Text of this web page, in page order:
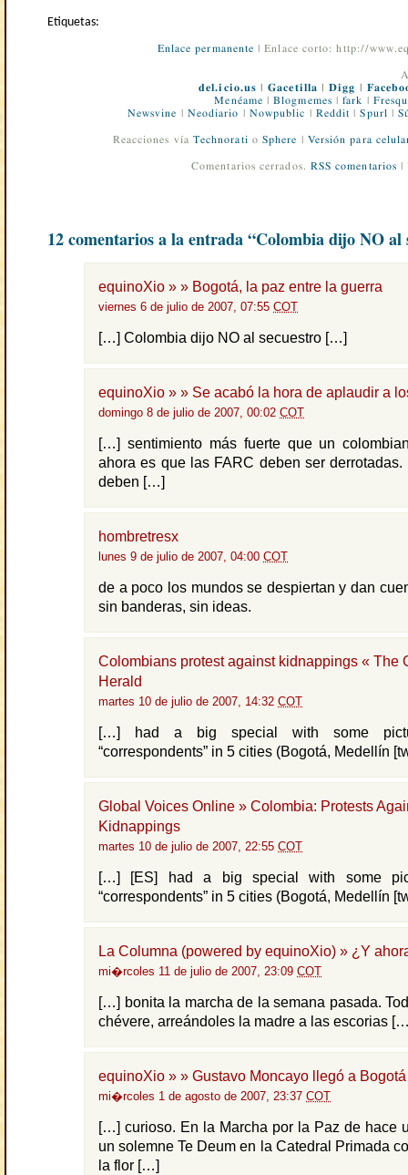
Etiquetas:
Enlace permanente | Enlace corto: http://
del.icio.us |Gacetilla |Digg |
Menéame |Blogmemes |fark |
Newsvine | Neodiario | Nowpublic | Reddit |Spurl |
Reacciones vía Technorati o Sphere | Versión para
Comentarios cerrados. RSS comentarios |
12 comentarios a la entrada “Colombia dijo NO al
equinoXio » » Bogotá, la paz entre la guerra
viernes 6 de julio de 2007, 07:55 COT
[…] Colombia dijo NO al secuestro […]
equinoXio » » Se acabó la hora de aplaudir a
domingo 8 de julio de 2007, 00:02 COT
[…] sentimiento más fuerte que un
ahora es que las FARC deben ser derrotadas.
deben […]
hombretresx
lunes 9 de julio de 2007, 04:00 COT
de a poco los mundos se despiertan y dan
sin banderas, sin ideas.
Colombians protest against kidnappings « The
Herald
martes 10 de julio de 2007, 14:32 COT
[…] had a big special with some
“correspondents” in 5 cities (Bogotá, Medellín
Global Voices Online » Colombia: Protests
Kidnappings
martes 10 de julio de 2007, 22:55 COT
[…] [ES] had a big special with some
“correspondents” in 5 cities (Bogotá, Medellín
La Columna (powered by equinoXio) » ¿Y
mi�rcoles 11 de julio de 2007, 23:09 COT
[…] bonita la marcha de la semana pasada.
chévere, arreándoles la madre a las escorias
equinoXio » » Gustavo Moncayo llegó a Bogotá
mi�rcoles 1 de agosto de 2007, 23:37 COT
[…] curioso. En la Marcha por la Paz de hace
un solemne Te Deum en la Catedral Primada
la flor […]